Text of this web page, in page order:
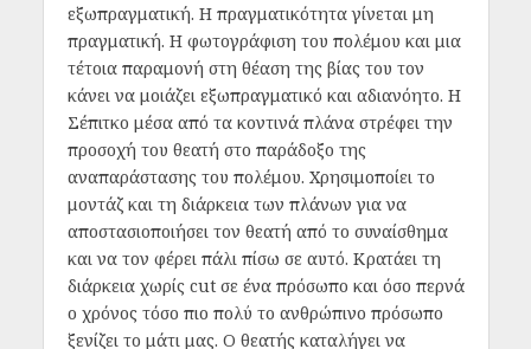
εξωπραγματική. Η πραγματικότητα γίνεται μη
πραγματική. Η φωτογράφιση του πολέμου και μια
τέτοια παραμονή στη θέαση της βίας του τον
κάνει να μοιάζει εξωπραγματικό και αδιανόητο. Η
Σέπιτκο μέσα από τα κοντινά πλάνα στρέφει την
προσοχή του θεατή στο παράδοξο της
αναπαράστασης του πολέμου. Χρησιμοποίει το
μοντάζ και τη διάρκεια των πλάνων για να
αποστασιοποιήσει τον θεατή από το συναίσθημα
και να τον φέρει πάλι πίσω σε αυτό. Κρατάει τη
διάρκεια χωρίς cut σε ένα πρόσωπο και όσο περνά
ο χρόνος τόσο πιο πολύ το ανθρώπινο πρόσωπο
ξενίζει το μάτι μας. Ο θεατής καταλήγει να